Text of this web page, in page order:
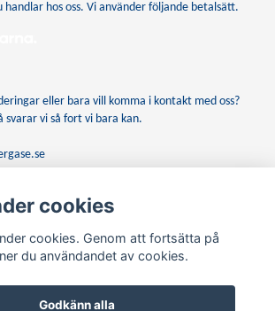
handlar hos oss. Vi använder följande betalsätt.
eller bara vill komma i kontakt med oss?
svarar vi så fort vi bara kan.
Prenumerera
cookies
cookies. Genom att fortsätta på
du användandet av cookies.
Godkänn alla